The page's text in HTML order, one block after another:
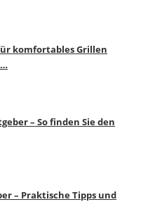
komfortables Grillen
– So finden Sie den
– Praktische Tipps und